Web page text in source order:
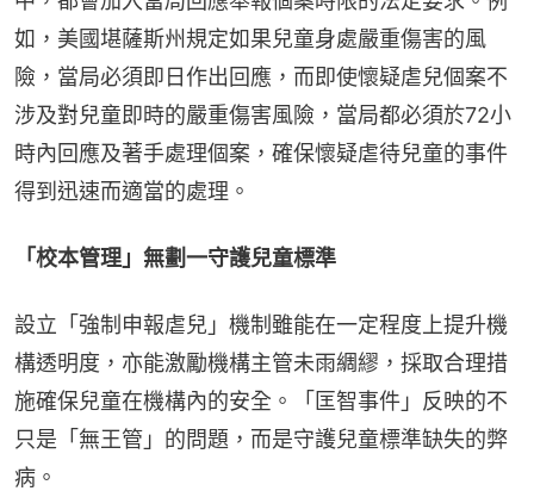
如，美國堪薩斯州規定如果兒童身處嚴重傷害的風
險，當局必須即日作出回應，而即使懷疑虐兒個案不
涉及對兒童即時的嚴重傷害風險，當局都必須於72小
時內回應及著手處理個案，確保懷疑虐待兒童的事件
得到迅速而適當的處理。
「校本管理」無劃一守護兒童標準
設立「強制申報虐兒」機制雖能在一定程度上提升機
構透明度，亦能激勵機構主管未雨綢繆，採取合理措
施確保兒童在機構內的安全。「匡智事件」反映的不
只是「無王管」的問題，而是守護兒童標準缺失的弊
病。